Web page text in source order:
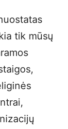
tik mūsų